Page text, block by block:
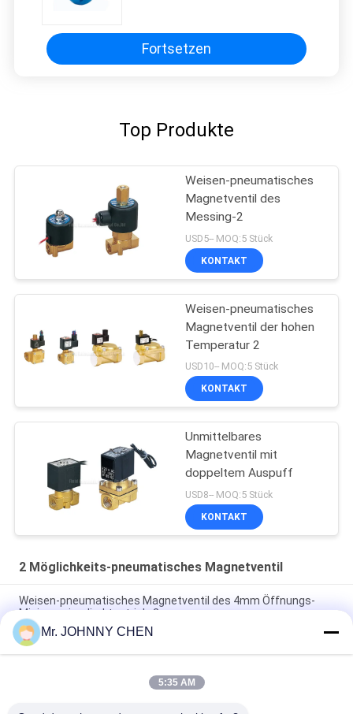
Fortsetzen
Top Produkte
Weisen-pneumatisches
Magnetventil des
Messing-2
USD5-- MOQ:5 Stück
KONTAKT
Weisen-pneumatisches
Magnetventil der hohen
Temperatur 2
USD10-- MOQ:5 Stück
KONTAKT
Unmittelbares
Magnetventil mit
doppeltem Auspuff
USD8-- MOQ:5 Stück
KONTAKT
2 Möglichkeits-pneumatisches Magnetventil
Weisen-pneumatisches Magnetventil des 4mm Öffnungs-
Minimessingdirektantrieb-2
pneumatisches Messingmagnetventil G1/2 " ~G2“ 16~50mm
Öffnungs-2/2 mit Viton-Dichtung
Weisen-pneumatisches Magnetventil der hohen Temperatur
Mr. JOHNNY CHEN
5:35 AM